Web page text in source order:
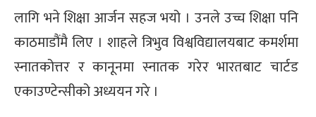
लागि भने शिक्षा आर्जन सहज भयो । उनले उच्च शिक्षा पनि
काठमाडौंमै लिए । शाहले त्रिभुव विश्वविद्यालयबाट कमर्शमा
स्नातकोत्तर र कानूनमा स्नातक गरेर भारतबाट चार्टड
एकाउण्टेन्सीको अध्ययन गरे ।